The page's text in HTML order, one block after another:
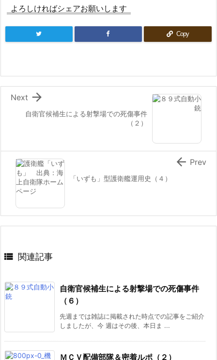
よろしければシェアお願いします
Copy
自衛官候補生による射撃場での死傷事件
（２）

Next
「いずも」型護衛艦運用史（４）
 Prev
 関連記事
自衛官候補生による射撃場での死傷事件
（６）
先週までは雑誌に掲載された時点での記事をご紹介
しましたが、今 週はその後、本日ま ...
ＭＣＶ配備部隊＆密着ルポ（２）